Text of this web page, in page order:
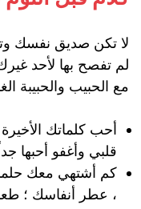
لا تكن صديق نفسك
لم تفصح بها لأحد
مع الحبيب والحبيبة
أحب كلماتك
قلبي وأغفو أحبها
كم أشتهي معك حلما
، عطر أنفاسك ؛